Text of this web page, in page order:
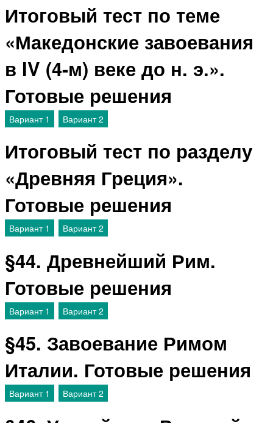
Итоговый тест по теме
«Македонские завоевания
в IV (4-м) веке до н. э.».
Готовые решения
Вариант 1 Вариант 2
Итоговый тест по разделу
«Древняя Греция».
Готовые решения
Вариант 1 Вариант 2
§44. Древнейший Рим.
Готовые решения
Вариант 1 Вариант 2
§45. Завоевание Римом
Италии. Готовые решения
Вариант 1 Вариант 2